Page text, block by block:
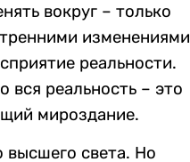
вокруг – только
изменениями
реальности.
вся реальность – это
мироздание.
высшего света. Но